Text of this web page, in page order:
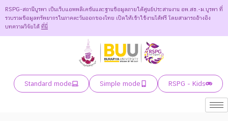
RSPG-สถานีบูรพา เป็นเว็บแอพพลิเคชันและฐานข้อมูลภายใต้ศูนย์ประสานงาน อพ.สธ.-ม.บูรพา ที่
รวบรวมข้อมูลทรัพยากรในภาคตะวันออกของไทย เปิดให้เข้าใช้งานได้ฟรี โดยสามารถอ้างอิง
บทความวิจัยได้ ที่นี่
Standard mode Simple mode RSPG - Kids